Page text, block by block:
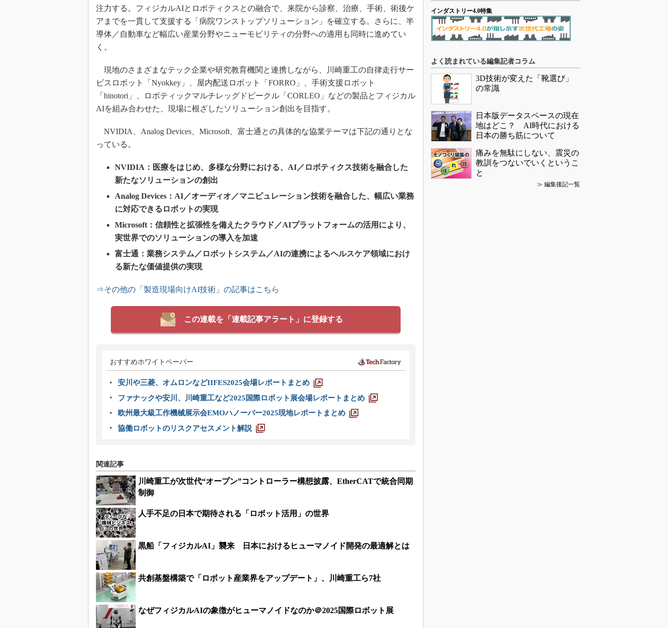
注力する。フィジカルAIとロボティクスとの融合で、来院から診察、治療、手術、術後ケ
アまでを一貫して支援する「病院ワンストップソリューション」を確立する。さらに、半
導体／自動車など幅広い産業分野やニューモビリティの分野への適用も同時に進めてい
く。
現地のさまざまなテック企業や研究教育機関と連携しながら、川崎重工の自律走行サー
ビスロボット「Nyokkey」、屋内配送ロボット「FORRO」、手術支援ロボット
「hinotori」、ロボティックマルチレッグドビークル「CORLEO」などの製品とフィジカル
AIを組み合わせた、現場に根ざしたソリューション創出を目指す。
NVIDIA、Analog Devices、Microsoft、富士通との具体的な協業テーマは下記の通りとな
っている。
NVIDIA：医療をはじめ、多様な分野における、AI／ロボティクス技術を融合した
新たなソリューションの創出
Analog Devices：AI／オーディオ／マニピュレーション技術を融合した、幅広い業務
に対応できるロボットの実現
Microsoft：信頼性と拡張性を備えたクラウド／AIプラットフォームの活用により、
実世界でのソリューションの導入を加速
富士通：業務システム／ロボットシステム／AIの連携によるヘルスケア領域におけ
る新たな価値提供の実現
⇒その他の「製造現場向けAI技術」の記事はこちら
この連載を「連載記事アラート」に登録する
おすすめホワイトペーパー
安川や三菱、オムロンなどIIFES2025会場レポートまとめ
ファナックや安川、川崎重工など2025国際ロボット展会場レポートまとめ
欧州最大級工作機械展示会EMOハノーバー2025現地レポートまとめ
協働ロボットのリスクアセスメント解説
関連記事
川崎重工が次世代“オープン”コントローラー構想披露、EtherCATで統合同期
制御
人手不足の日本で期待される「ロボット活用」の世界
黒船「フィジカルAI」襲来 日本におけるヒューマノイド開発の最適解とは
共創基盤構築で「ロボット産業界をアップデート」、川崎重工ら7社
なぜフィジカルAIの象徴がヒューマノイドなのか＠2025国際ロボット展
インダストリー4.0特集
よく読まれている編集記者コラム
3D技術が変えた「靴選び」
の常識
日本版データスペースの現在
地はどこ？ AI時代における
日本の勝ち筋について
痛みを無駄にしない、震災の
教訓をつないでいくというこ
と
≫ 編集後記一覧